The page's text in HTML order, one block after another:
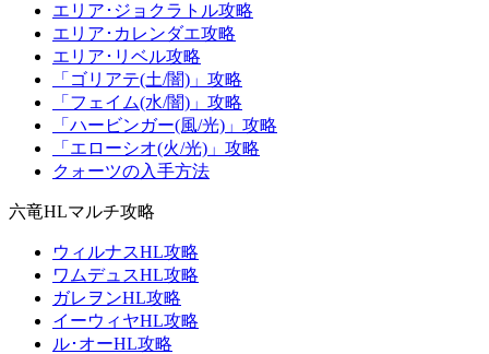
エリア･ジョクラトル攻略
エリア･カレンダエ攻略
エリア･リベル攻略
「ゴリアテ(土/闇)」攻略
「フェイム(水/闇)」攻略
「ハービンガー(風/光)」攻略
「エローシオ(火/光)」攻略
クォーツの入手方法
六竜HLマルチ攻略
ウィルナスHL攻略
ワムデュスHL攻略
ガレヲンHL攻略
イーウィヤHL攻略
ル･オーHL攻略